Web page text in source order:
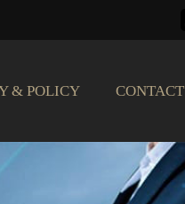
& POLICY CONTACT